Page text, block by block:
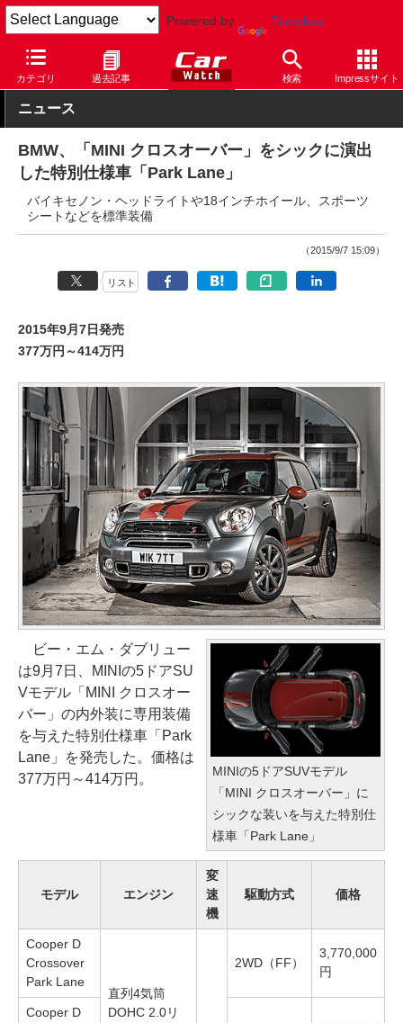
Powered by Translate
カテゴリ 過去記事 検索 Impressサイト
Car Watch 自動車 乗用車
ニュース
BMW、「MINI クロスオーバー」をシックに演出
した特別仕様車「Park Lane」
バイキセノン・ヘッドライトや18インチホイール、スポーツ
シートなどを標準装備
（2015/9/7 15:09）
リスト
2015年9月7日発売
377万円～414万円
MINIの5ドアSUVモデル
「MINI クロスオーバー」に
シックな装いを与えた特別仕
様車「Park Lane」
ビー・エム・ダブリュー
は9月7日、MINIの5ドアSU
Vモデル「MINI クロスオー
バー」の内外装に専用装備
を与えた特別仕様車「Park
Lane」を発売した。価格は
377万円～414万円。
モデル エンジン
変
速
機
駆動方式 価格
Cooper D
Crossover
Park Lane
直列4気筒
DOHC 2.0リ
2WD（FF）
3,770,000
円
Cooper D